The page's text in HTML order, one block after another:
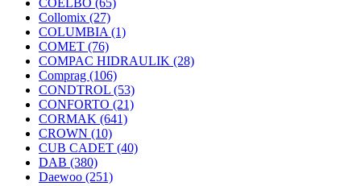
COELBO (65)
Collomix (27)
COLUMBIA (1)
COMET (76)
COMPAC HIDRAULIK (28)
Comprag (106)
CONDTROL (53)
CONFORTO (21)
CORMAK (641)
CROWN (10)
CUB CADET (40)
DAB (380)
Daewoo (251)